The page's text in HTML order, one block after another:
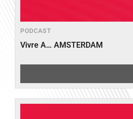
PODCAST
Vivre A… AMSTERDAM